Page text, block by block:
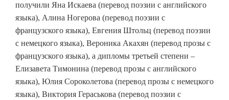
получили Яна Искаева (перевод поэзии с английского
языка), Алина Ногерова (перевод поэзии с
французского языка), Евгения Штольц (перевод поэзии
с немецкого языка), Вероника Акахян (перевод прозы с
французского языка), а дипломы третьей степени –
Елизавета Тимонина (перевод прозы с английского
языка), Юлия Сороколетова (перевод прозы с немецкого
языка), Виктория Гераськова (перевод поэзии с